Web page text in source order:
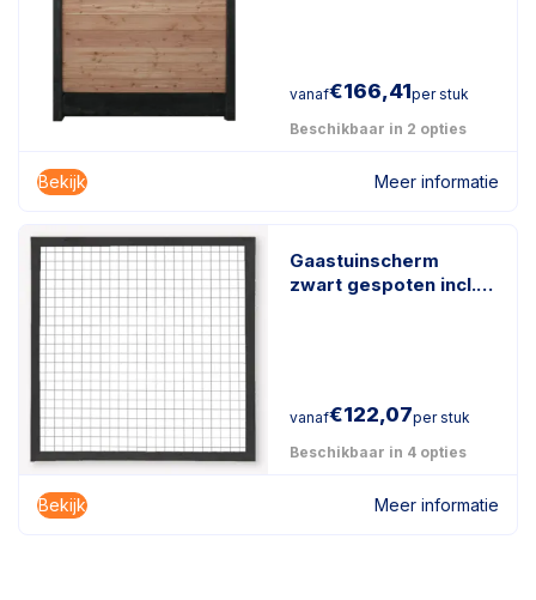
vanaf€166,41per stuk
Beschikbaar in 2 opties
Bekijk Meer informatie
Gaastuinscherm
zwart gespoten incl.
vanaf€122,07per stuk
Beschikbaar in 4 opties
Bekijk Meer informatie